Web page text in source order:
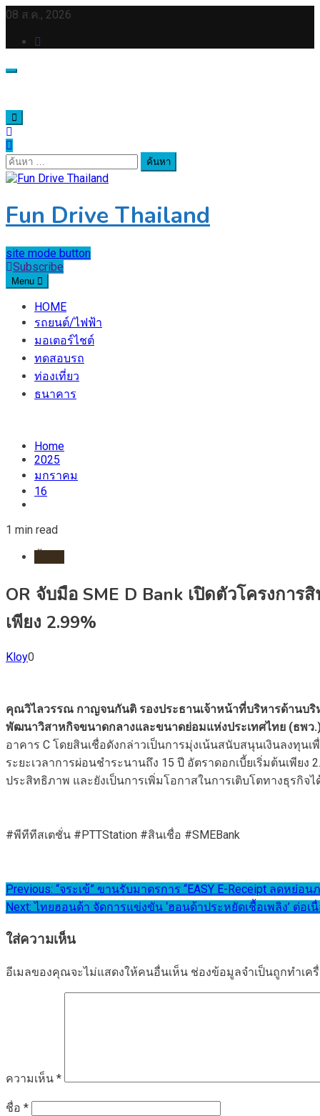
Skip
content
08 ส.ค., 2026
ค้นหา
สำหรับ:
Fun Drive Thailand
site mode button
Subscribe
Menu
HOME
รถยนต์/ไฟฟ้า
มอเตอร์ไชต์
ทดสอบรถ
ท่องเที่ยว
ธนาคาร
Home
2025
มกราคม
16
1 min read
OR จับมือ SME D Bank เปิดตัวโครงกา
เพียง 2.99%
Kloy0
คุณวิไลวรรณ กาญจนกันติ รองประธานเจ้าหน้าที่บริหารด้านบ
พัฒนาวิสาหกิจขนาดกลางและขนาดย่อมแห่งประเทศไทย (ธพว
อาคาร C โดยสินเชื่อดังกล่าวเป็นการมุ่งเน้นสนับสนุนเงินลงทุน
ระยะเวลาการผ่อนชำระนานถึง 15 ปี อัตราดอกเบี้ยเริ่มต้นเพีย
ประสิทธิภาพ และยังเป็นการเพิ่มโอกาสในการเติบโตทางธุรกิ
#พีทีทีสเตชั่น #PTTStation #สินเชื่อ #SMEBank
แนะแนว
เรื่อง
Previous: “จระเข้” ขานรับมาตรการ “EASY E-Receipt ลดห
Next: ไทยฮอนด้า จัดการแข่งขัน ‘ฮอนด้าประหยัดเชื้อเพลิง’ ต่
ใส่ความเห็น
อีเมลของคุณจะไม่แสดงให้คนอื่นเห็น ช่องข้อมูลจำเป็นถูกทำเค
ความเห็น *
ชื่อ *